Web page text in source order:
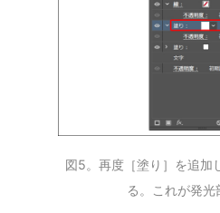
図5。再度［塗り］を追加
る。これが発光